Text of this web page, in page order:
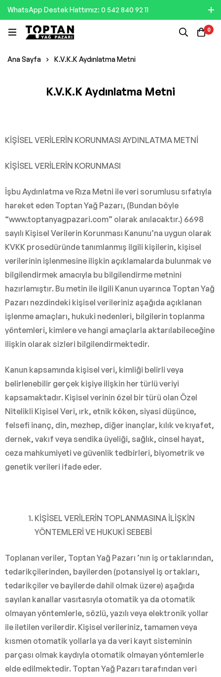
WhatsApp Destek Hattımız: 0 542 840 92 11
0
Ana Sayfa K.V.K.K Aydınlatma Metni
K.V.K.K Aydınlatma Metni
KİŞİSEL VERİLERİN KORUNMASI AYDINLATMA METNİ
KİŞİSEL VERİLERİN KORUNMASI
İşbu Aydınlatma ve Rıza Metni ile veri sorumlusu sıfatıyla
hareket eden Toptan Yağ Pazarı, (Bundan böyle
“www.toptanyagpazari.com” olarak anılacaktır.) 6698
sayılı Kişisel Verilerin Korunması Kanunu’na uygun olarak
KVKK prosedüründe tanımlanmış ilgili kişilerin, kişisel
verilerinin işlenmesine ilişkin açıklamalarda bulunmak ve
bilgilendirmek amacıyla bu bilgilendirme metnini
hazırlamıştır. Bu metin ile ilgili Kanun uyarınca Toptan Yağ
Pazarı nezdindeki kişisel verileriniz aşağıda açıklanan
işlenme amaçları, hukuki nedenleri, bilgilerin toplanma
yöntemleri, kimlere ve hangi amaçlarla aktarılabileceğine
ilişkin olarak sizleri bilgilendirmektedir.
Kanun kapsamında kişisel veri, kimliği belirli veya
belirlenebilir gerçek kişiye ilişkin her türlü veriyi
kapsamaktadır. Kişisel verinin özel bir türü olan Özel
Nitelikli Kişisel Veri, ırk, etnik köken, siyasi düşünce,
felsefi inanç, din, mezhep, diğer inançlar, kılık ve kıyafet,
dernek, vakıf veya sendika üyeliği, sağlık, cinsel hayat,
ceza mahkumiyeti ve güvenlik tedbirleri, biyometrik ve
genetik verileri ifade eder.
KİŞİSEL VERİLERİN TOPLANMASINA İLİŞKİN
YÖNTEMLERİ VE HUKUKİ SEBEBİ
Toplanan veriler, Toptan Yağ Pazarı ’nın iş ortaklarından,
tedarikçilerinden, bayilerden (potansiyel iş ortakları,
tedarikçiler ve bayilerde dahil olmak üzere) aşağıda
sayılan kanallar vasıtasıyla otomatik ya da otomatik
olmayan yöntemlerle, sözlü, yazılı veya elektronik yollar
ile iletilen verilerdir. Kişisel verileriniz, tamamen veya
kısmen otomatik yollarla ya da veri kayıt sisteminin
parçası olmak kaydıyla otomatik olmayan yöntemlerle
elde edilmektedir. Toptan Yağ Pazarı tarafından veri